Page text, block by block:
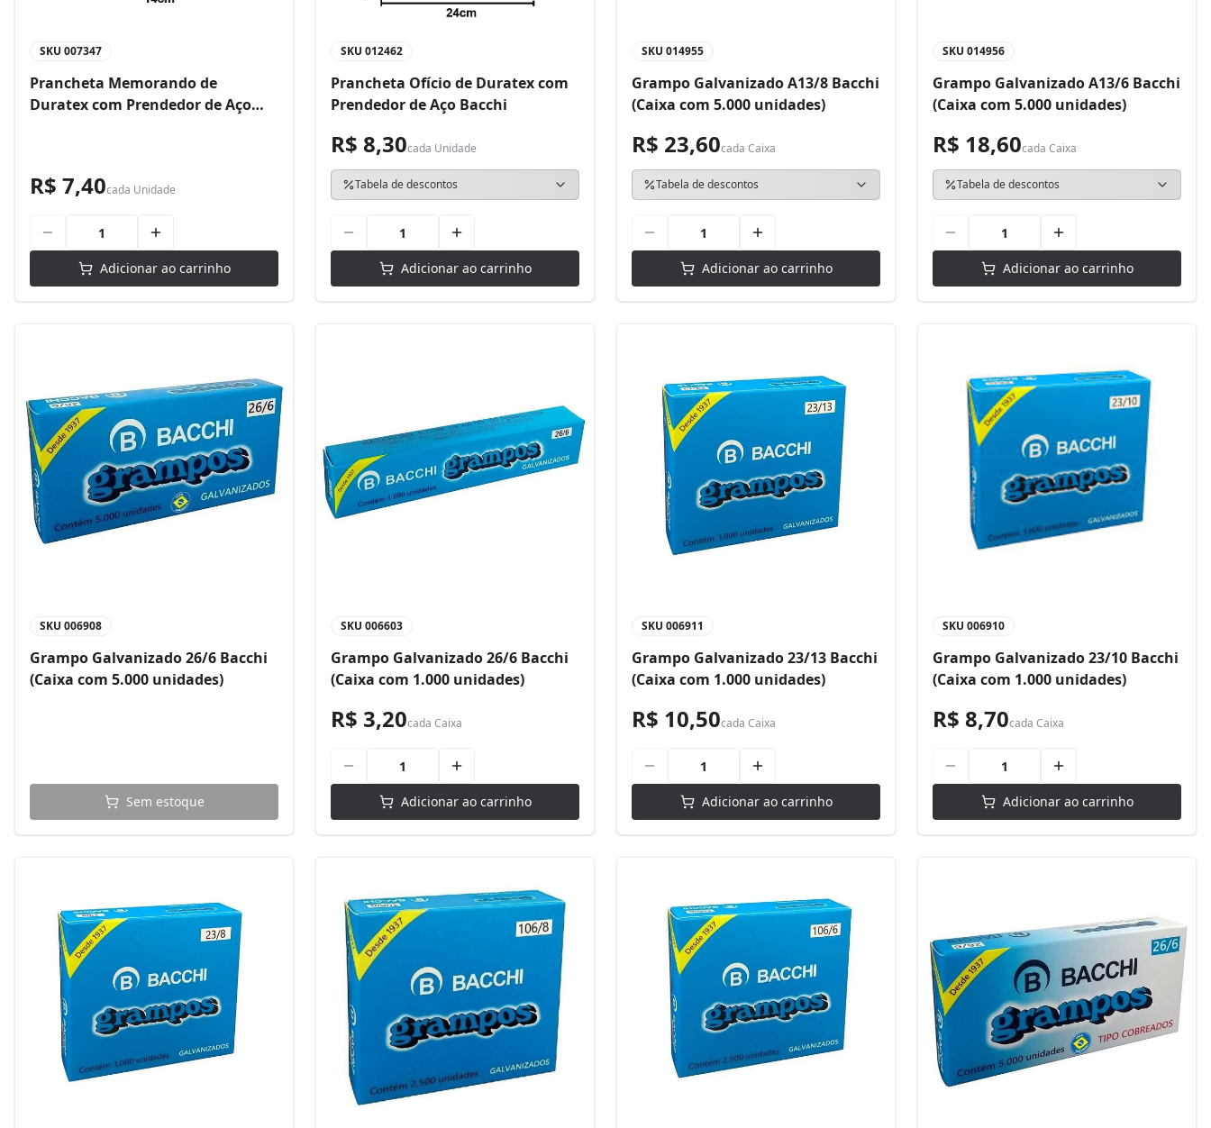
SKU 007347
Prancheta Memorando de
Duratex com Prendedor de Aço
R$ 7,40cada Unidade
Adicionar ao carrinho
SKU 012462
Prancheta Ofício de Duratex com
Prendedor de Aço Bacchi
R$ 8,30cada Unidade
Tabela de descontos
Adicionar ao carrinho
SKU 014955
Grampo Galvanizado A13/8 Bacchi
(Caixa com 5.000 unidades)
R$ 23,60cada Caixa
Tabela de descontos
Adicionar ao carrinho
SKU 014956
Grampo Galvanizado A13/6 Bacchi
(Caixa com 5.000 unidades)
R$ 18,60cada Caixa
Tabela de descontos
Adicionar ao carrinho
SKU 006908
Grampo Galvanizado 26/6 Bacchi
(Caixa com 5.000 unidades)
Sem estoque
SKU 006603
Grampo Galvanizado 26/6 Bacchi
(Caixa com 1.000 unidades)
R$ 3,20cada Caixa
Adicionar ao carrinho
SKU 006911
Grampo Galvanizado 23/13 Bacchi
(Caixa com 1.000 unidades)
R$ 10,50cada Caixa
Adicionar ao carrinho
SKU 006910
Grampo Galvanizado 23/10 Bacchi
(Caixa com 1.000 unidades)
R$ 8,70cada Caixa
Adicionar ao carrinho